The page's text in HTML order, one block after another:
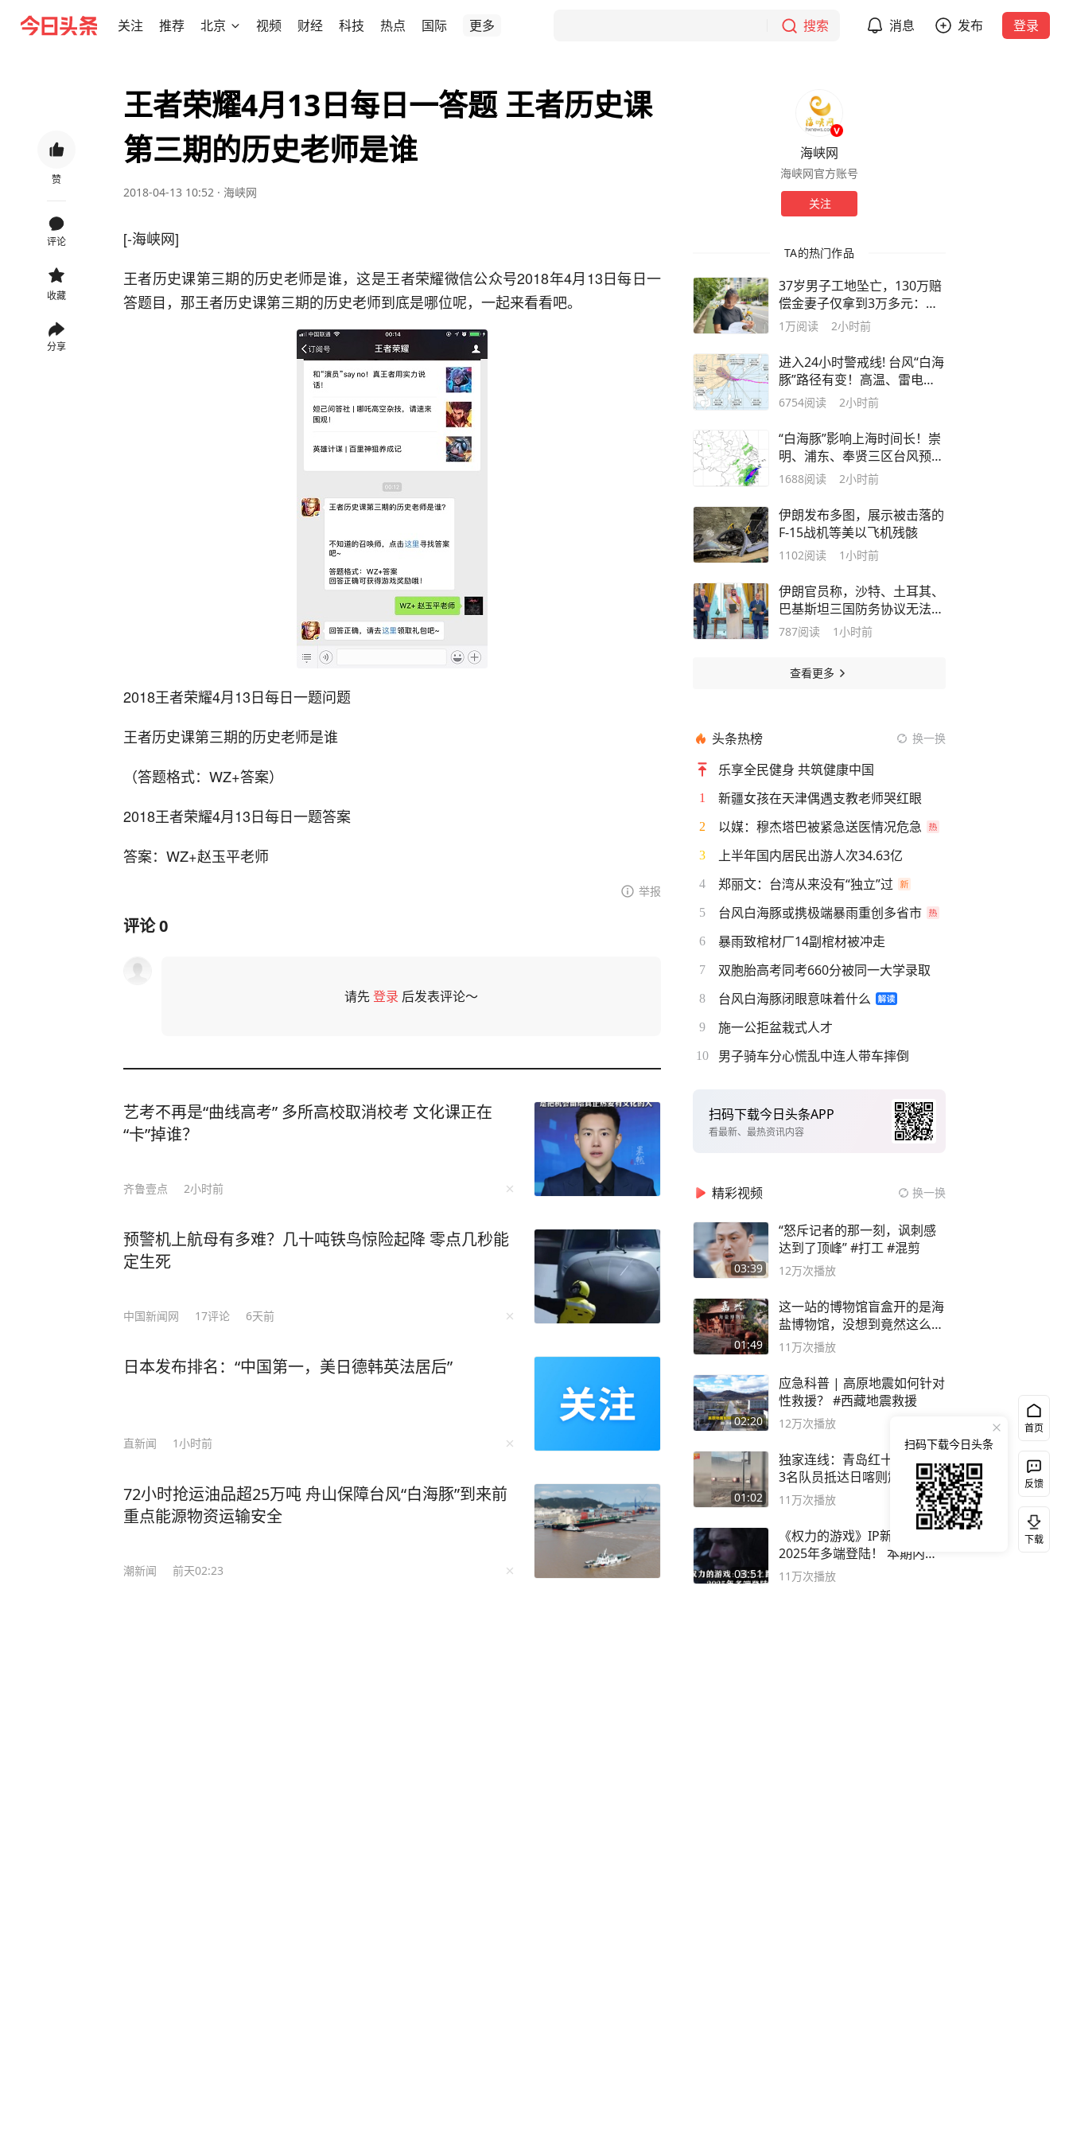
关注 推荐 北京 视频 财经 科技 热点 国际 更多 搜索 消息 发布 登录
赞
评论
收藏
分享
王者荣耀4月13日每日一答题 王者历史课
第三期的历史老师是谁
2018-04-13 10:52 · 海峡网
[-海峡网]
王者历史课第三期的历史老师是谁，这是王者荣耀微信公众号2018年4月13日每日一
答题目，那王者历史课第三期的历史老师到底是哪位呢，一起来看看吧。
2018王者荣耀4月13日每日一题问题
王者历史课第三期的历史老师是谁
（答题格式：WZ+答案）
2018王者荣耀4月13日每日一题答案
答案：WZ+赵玉平老师
举报
评论0
请先登录 后发表评论～
艺考不再是“曲线高考” 多所高校取消校考 文化课正在
“卡”掉谁？
齐鲁壹点 2小时前
预警机上航母有多难？几十吨铁鸟惊险起降 零点几秒能
定生死
中国新闻网 17评论 6天前
日本发布排名：“中国第一，美日德韩英法居后”
直新闻 1小时前
72小时抢运油品超25万吨 舟山保障台风“白海豚”到来前
重点能源物资运输安全
潮新闻 前天02:23
海峡网
海峡网官方账号
关注
TA的热门作品
37岁男子工地坠亡，130万赔
偿金妻子仅拿到3万多元：公
公转移钱款辩称“替儿还了外
女方已报警
1万阅读 2小时前
进入24小时警戒线! 台风“白海
豚”路径有变！高温、雷电、
大风、大雨齐袭，厦门发布最
6754阅读 2小时前
“白海豚”影响上海时间长！崇
明、浦东、奉贤三区台风预警
升级
1688阅读 2小时前
伊朗发布多图，展示被击落的
F-15战机等美以飞机残骸
1102阅读 1小时前
伊朗官员称，沙特、土耳其、
巴基斯坦三国防务协议无法保
障沙特安全；正如美国“保护
787阅读 1小时前
查看更多
头条热榜 换一换
乐享全民健身 共筑健康中国
1 新疆女孩在天津偶遇支教老师哭红眼
2 以媒：穆杰塔巴被紧急送医情况危急
3 上半年国内居民出游人次34.63亿
4 郑丽文：台湾从来没有“独立”过
5 台风白海豚或携极端暴雨重创多省市
6 暴雨致棺材厂14副棺材被冲走
7 双胞胎高考同考660分被同一大学录取
8 台风白海豚闭眼意味着什么
9 施一公拒盆栽式人才
10 男子骑车分心慌乱中连人带车摔倒
扫码下载今日头条APP
看最新、最热资讯内容
精彩视频 换一换
03:39
“怒斥记者的那一刻，讽刺感
达到了顶峰” #打工 #混剪
12万次播放
01:49
这一站的博物馆盲盒开的是海
盐博物馆，没想到竟然这么好
逛！
11万次播放
02:20
应急科普 | 高原地震如何针对
性救援？ #西藏地震救援
12万次播放
01:02
独家连线：青岛红十字搜救队
3名队员抵达日喀则震中灾区
11万次播放
03:51
《权力的游戏》IP新游，
2025年多端登陆！ 本期内容
概要
11万次播放
首页
反馈
下载
扫码下载今日头条